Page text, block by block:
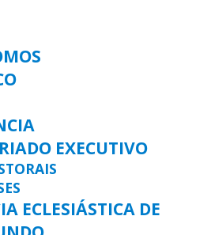
EXECUTIVO
ECLESIÁSTICA DE